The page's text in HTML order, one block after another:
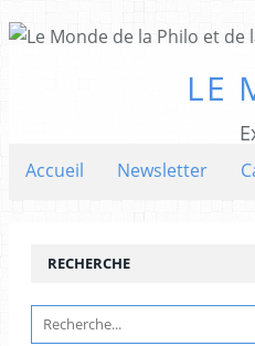
LE
Accueil Newsletter
RECHERCHE